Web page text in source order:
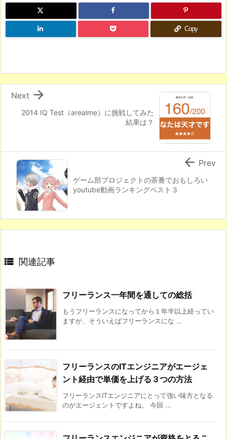
Copy
2014 IQ Test（arealme）に挑戦してみた
結果は？

Next
ゲーム部プロジェクトの茶番でおもしろい
youtube動画ランキングベスト３
 Prev
 関連記事
フリーランス一年間を通しての総括
もうフリーランスになってから１年半以上経ってい
ますが、そういえばフリーランスにな ...
フリーランスのITエンジニアがエージェ
ント経由で単価を上げる３つの方法
フリーランスITエンジニアにとって強い味方となる
のがエージェントですよね。 今回 ...